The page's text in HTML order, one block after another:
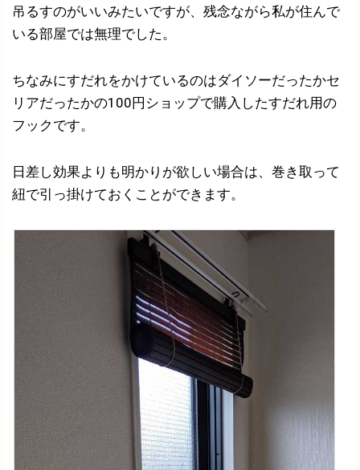
吊るすのがいいみたいですが、残念ながら私が住んで
いる部屋では無理でした。
ちなみにすだれをかけているのはダイソーだったかセ
リアだったかの100円ショップで購入したすだれ用の
フックです。
日差し効果よりも明かりが欲しい場合は、巻き取って
紐で引っ掛けておくことができます。